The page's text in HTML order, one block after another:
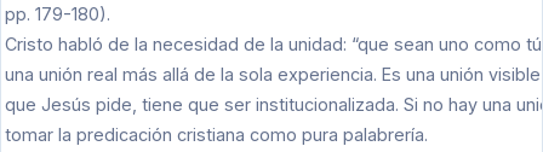
pp. 179-180).
Cristo habló de la necesidad de la unidad: “que sean uno como tú
una unión real más allá de la sola experiencia. Es una unión
que Jesús pide, tiene que ser institucionalizada. Si no hay una
tomar la predicación cristiana como pura palabrería.